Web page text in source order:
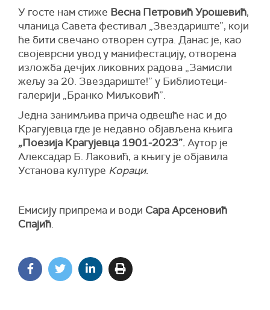
У госте нам стиже Весна Петровић Урошевић,
чланица Савета фестивал „Звездариште”, који
ће бити свечано отворен сутра. Данас је, као
својеврсни увод у манифестацију, отворена
изложба дечјих ликовних радова „Замисли
жељу за 20. Звездариште!” у Библиотеци-
галерији „Бранко Миљковић”.
Једна занимљива прича одвешће нас и до
Крагујевца где је недавно објављена књига
„Поезија Крагујевца 1901‒2023”. Аутор је
Алексадар Б. Лаковић, а књигу је објавила
Установа културе Кораци.
Емисију припрема и води Сара Арсеновић
Спајић.